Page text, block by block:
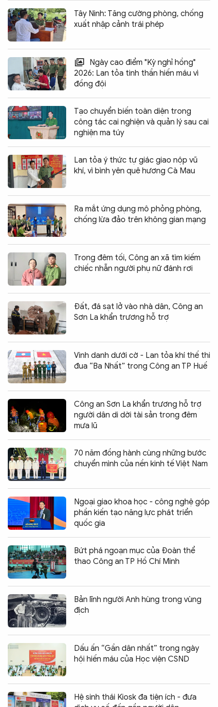
Tây Ninh: Tăng cường phòng, chống
xuất nhập cảnh trái phép
Ngày cao điểm "Kỳ nghỉ hồng"
2026: Lan tỏa tinh thần hiến máu vì
đồng đội
Tạo chuyển biến toàn diện trong
công tác cai nghiện và quản lý sau cai
nghiện ma túy
Lan tỏa ý thức tự giác giao nộp vũ
khí, vì bình yên quê hương Cà Mau
Ra mắt ứng dụng mô phỏng phòng,
chống lừa đảo trên không gian mạng
Trong đêm tối, Công an xã tìm kiếm
chiếc nhẫn người phụ nữ đánh rơi
Đất, đá sạt lở vào nhà dân, Công an
Sơn La khẩn trương hỗ trợ
Vinh danh dưới cờ - Lan tỏa khí thế thi
đua “Ba Nhất” trong Công an TP Huế
Công an Sơn La khẩn trương hỗ trợ
người dân di dời tài sản trong đêm
mưa lũ
70 năm đồng hành cùng những bước
chuyển mình của nền kinh tế Việt Nam
Ngoại giao khoa học - công nghệ góp
phần kiến tạo năng lực phát triển
quốc gia
Bứt phá ngoạn mục của Đoàn thể
thao Công an TP Hồ Chí Minh
Bản lĩnh người Anh hùng trong vùng
địch
Dấu ấn “Gần dân nhất” trong ngày
hội hiến máu của Học viện CSND
Hệ sinh thái Kiosk đa tiện ích - đưa